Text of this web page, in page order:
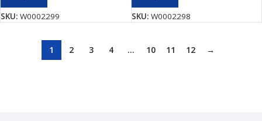
SKU: W0002299 SKU: W0002298
1 2 3 4 … 10 11 12 →